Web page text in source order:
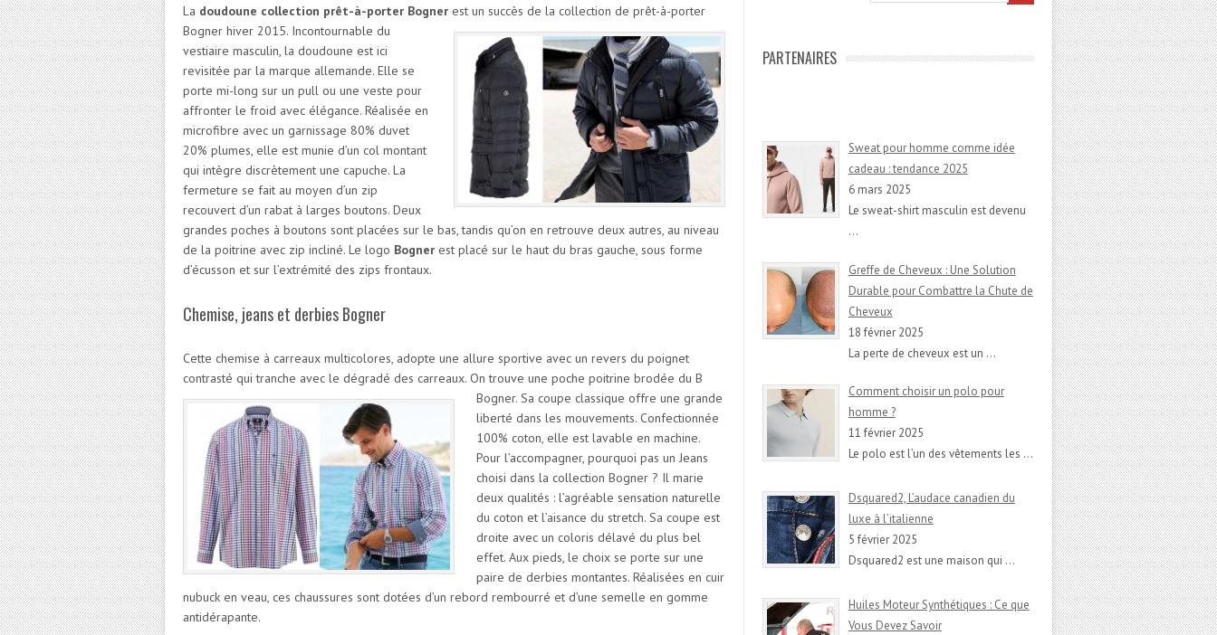
La doudoune collection prêt-à-porter Bogner est un succès de la collection de prêt-à-porter
Bogner hiver 2015. Incontournable du
vestiaire masculin, la doudoune est ici
revisitée par la marque allemande. Elle se
porte mi-long sur un pull ou une veste pour
affronter le froid avec élégance. Réalisée en
microfibre avec un garnissage 80% duvet
20% plumes, elle est munie d’un col montant
qui intègre discrètement une capuche. La
fermeture se fait au moyen d’un zip
recouvert d’un rabat à larges boutons. Deux
grandes poches à boutons sont placées sur le bas, tandis qu’on en retrouve deux autres, au niveau
de la poitrine avec zip incliné. Le logo Bogner est placé sur le haut du bras gauche, sous forme
d’écusson et sur l’extrémité des zips frontaux.
Chemise, jeans et derbies Bogner
Cette chemise à carreaux multicolores, adopte une allure sportive avec un revers du poignet
contrasté qui tranche avec le dégradé des carreaux. On trouve une poche poitrine brodée du B
Bogner. Sa coupe classique offre une grande
liberté dans les mouvements. Confectionnée
100% coton, elle est lavable en machine.
Pour l’accompagner, pourquoi pas un Jeans
choisi dans la collection Bogner ? Il marie
deux qualités : l’agréable sensation naturelle
du coton et l’aisance du stretch. Sa coupe est
droite avec un coloris délavé du plus bel
effet. Aux pieds, le choix se porte sur une
paire de derbies montantes. Réalisées en cuir
nubuck en veau, ces chaussures sont dotées d’un rebord rembourré et d’une semelle en gomme
antidérapante.
PARTENAIRES
Sweat pour homme comme idée
cadeau : tendance 2025
6 mars 2025
Le sweat-shirt masculin est devenu
…
Greffe de Cheveux : Une Solution
Durable pour Combattre la Chute de
Cheveux
18 février 2025
La perte de cheveux est un …
Comment choisir un polo pour
homme ?
11 février 2025
Le polo est l’un des vêtements les …
Dsquared2, L’audace canadien du
luxe à l’italienne
5 février 2025
Dsquared2 est une maison qui …
Huiles Moteur Synthétiques : Ce que
Vous Devez Savoir